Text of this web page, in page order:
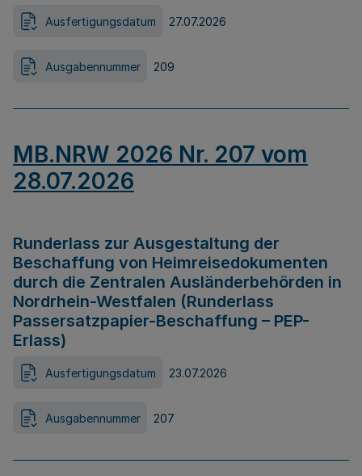
Ausfertigungsdatum 27.07.2026
Ausgabennummer 209
MB.NRW 2026 Nr. 207 vom
28.07.2026
Runderlass zur Ausgestaltung der
Beschaffung von Heimreisedokumenten
durch die Zentralen Ausländerbehörden in
Nordrhein-Westfalen (Runderlass
Passersatzpapier-Beschaffung – PEP-
Erlass)
Ausfertigungsdatum 23.07.2026
Ausgabennummer 207